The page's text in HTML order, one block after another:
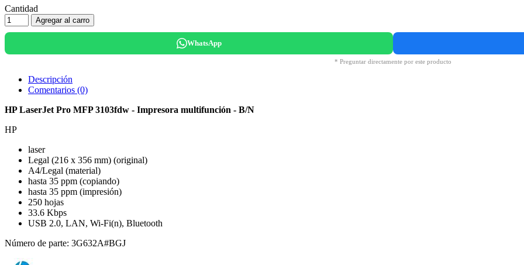
Cantidad
Agregar al carro
WhatsApp
* Preguntar directamente por este producto
Descripción
Comentarios (0)
HP LaserJet Pro MFP 3103fdw - Impresora multifunción - B/N
HP
laser
Legal (216 x 356 mm) (original)
A4/Legal (material)
hasta 35 ppm (copiando)
hasta 35 ppm (impresión)
250 hojas
33.6 Kbps
USB 2.0, LAN, Wi-Fi(n), Bluetooth
Número de parte: 3G632A#BGJ